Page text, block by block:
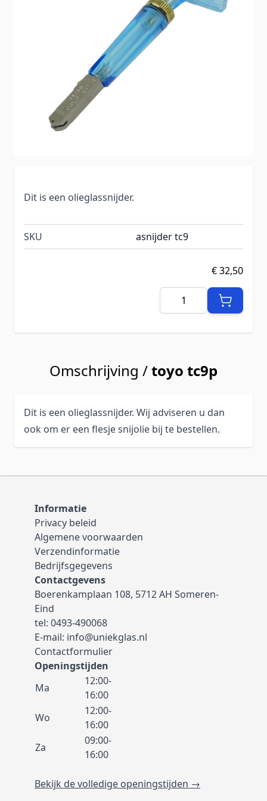
Dit is een olieglassnijder.
SKU asnijder tc9
€ 32,50
Aantal
Omschrijving /toyo tc9p
Dit is een olieglassnijder. Wij adviseren u dan
ook om er een flesje snijolie bij te bestellen.
Informatie
Privacy beleid
Algemene voorwaarden
Verzendinformatie
Bedrijfsgegevens
Contactgevens
Boerenkamplaan 108, 5712 AH Someren-
Eind
tel: 0493-490068
E-mail: info@uniekglas.nl
Contactformulier
Openingstijden
Ma
12:00-
16:00
Wo
12:00-
16:00
Za
09:00-
16:00
Bekijk de volledige openingstijden →